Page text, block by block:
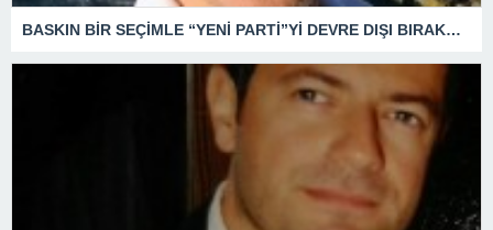
BASKIN BİR SEÇİMLE “YENİ PARTİ”Yİ DEVRE DIŞI BIRAKMAK İÇİN DÜĞMEYE Mİ BASILDI?